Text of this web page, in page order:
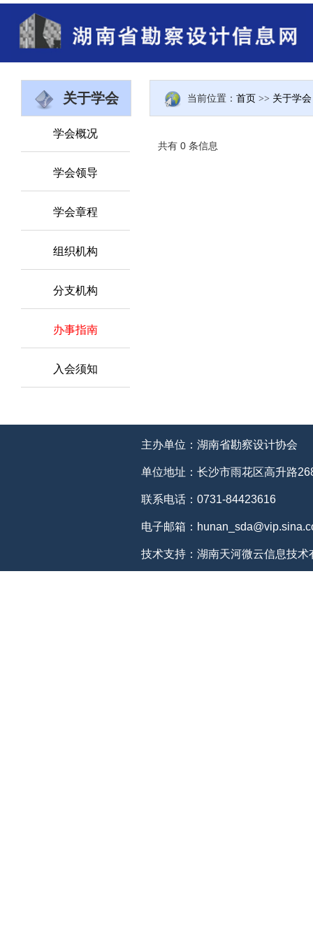
关于学会
学会概况
学会领导
学会章程
组织机构
分支机构
办事指南
入会须知
当前位置： 首页 >> 关于学会
共有 0 条信息
主办单位：湖南省勘察设计协会
单位地址：长沙市雨花区高升路
联系电话：0731-84423616
电子邮箱：
技术支持：湖南天河微云信息